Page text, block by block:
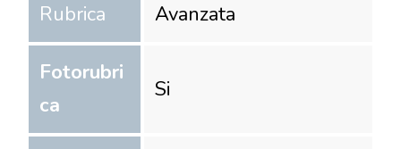
Rubrica Avanzata
Fotorubri
ca
Si